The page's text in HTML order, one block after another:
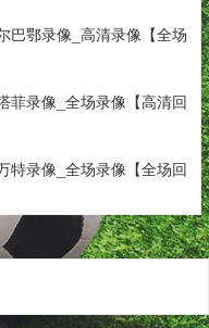
巴鄂录像_高清录像【全场
菲录像_全场录像【高清回
特录像_全场录像【全场回